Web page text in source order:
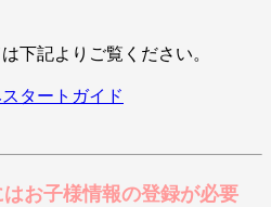
下記よりご覧ください。
タートガイド
お子様情報の登録が必要